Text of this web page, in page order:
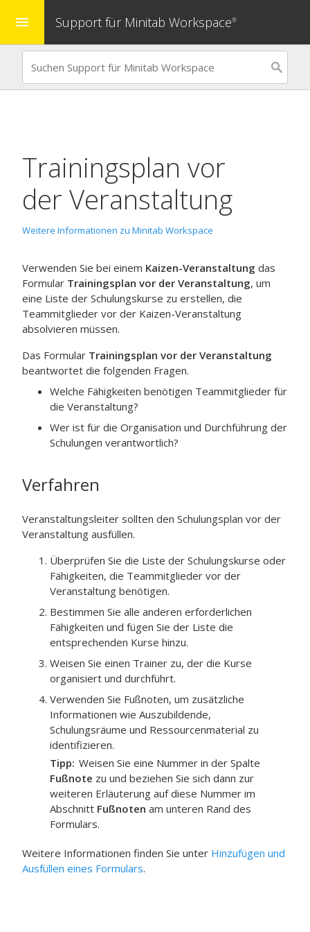
menu Support für Minitab Workspace®
Trainingsplan vor
der Veranstaltung
Weitere Informationen zu Minitab Workspace
Verwenden Sie bei einem Kaizen-Veranstaltung das
Formular Trainingsplan vor der Veranstaltung, um
eine Liste der Schulungskurse zu erstellen, die
Teammitglieder vor der Kaizen-Veranstaltung
absolvieren müssen.
Das Formular Trainingsplan vor der Veranstaltung
beantwortet die folgenden Fragen.
Welche Fähigkeiten benötigen Teammitglieder für
die Veranstaltung?
Wer ist für die Organisation und Durchführung der
Schulungen verantwortlich?
Verfahren
Veranstaltungsleiter sollten den Schulungsplan vor der
Veranstaltung ausfüllen.
Überprüfen Sie die Liste der Schulungskurse oder
Fähigkeiten, die Teammitglieder vor der
Veranstaltung benötigen.
Bestimmen Sie alle anderen erforderlichen
Fähigkeiten und fügen Sie der Liste die
entsprechenden Kurse hinzu.
Weisen Sie einen Trainer zu, der die Kurse
organisiert und durchführt.
Verwenden Sie Fußnoten, um zusätzliche
Informationen wie Auszubildende,
Schulungsräume und Ressourcenmaterial zu
identifizieren.
Tipp Weisen Sie eine Nummer in der Spalte
Fußnote zu und beziehen Sie sich dann zur
weiteren Erläuterung auf diese Nummer im
Abschnitt Fußnoten am unteren Rand des
Formulars.
Weitere Informationen finden Sie unter Hinzufügen und
Ausfüllen eines Formulars.